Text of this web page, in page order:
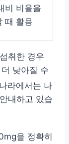
비 비율을
때 활용
취한 경우
낮아질 수
라에서는 나
내하고 있습
을 정확히